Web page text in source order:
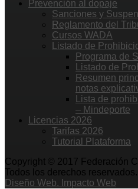
Prevención al dopaje
Sanciones y
Reglamento del
Cursos WADA
Listado de
Programa de
Listado de
Resumen
notas
Lista de
– Mindeporte
Licencias 2026
Tarifas 2026
Tutorial Plataforma
Copyright © 2017 Federación
Todos los derechos
Diseño Web. Impacto Web